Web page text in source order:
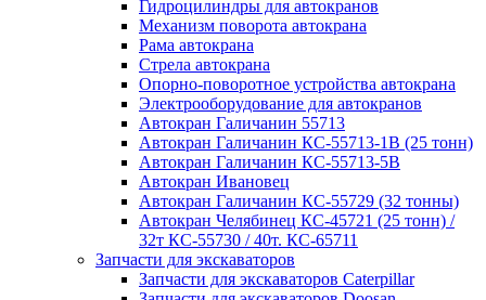
Гидроцилиндры для автокранов
Механизм поворота автокрана
Рама автокрана
Стрела автокрана
Опорно-поворотное устройства автокрана
Электрооборудование для автокранов
Автокран Галичанин 55713
Автокран Галичанин КС-55713-1В (25 тонн)
Автокран Галичанин КС-55713-5В
Автокран Ивановец
Автокран Галичанин КС-55729 (32 тонны)
Автокран Челябинец КС-45721 (25 тонн) /
32т КС-55730 / 40т. КС-65711
Запчасти для экскаваторов
Запчасти для экскаваторов Caterpillar